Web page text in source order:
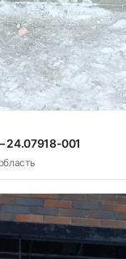
24.07918-001